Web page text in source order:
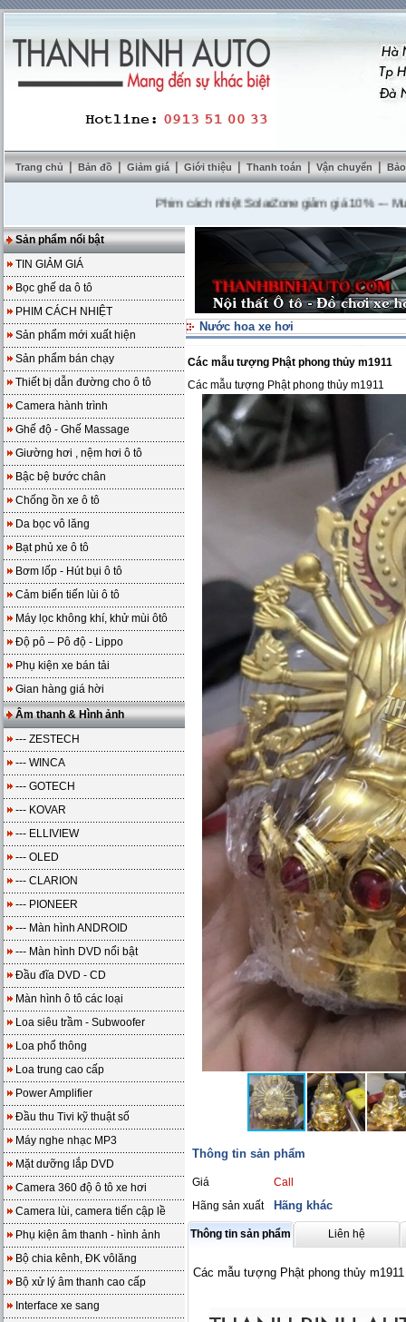
Trang chủ | Bản đồ | Giảm giá | Giới thiệu | Thanh toán | Vận chuyển |
Phim cách nhiệt SolarZone giảm giá 10%---Mua
Sản phẩm nổi bật
TIN GIẢM GIÁ
Bọc ghế da ô tô
PHIM CÁCH NHIỆT
Sản phẩm mới xuất hiện
Sản phẩm bán chạy
Thiết bị dẫn đường cho ô tô
Camera hành trình
Ghế độ - Ghế Massage
Giường hơi , nệm hơi ô tô
Bậc bệ bước chân
Chống ồn xe ô tô
Da bọc vô lăng
Bạt phủ xe ô tô
Bơm lốp - Hút bụi ô tô
Cảm biến tiến lùi ô tô
Máy lọc không khí, khử mùi ôtô
Độ pô – Pô độ - Lippo
Phụ kiện xe bán tải
Gian hàng giá hời
Âm thanh & Hình ảnh
--- ZESTECH
--- WINCA
--- GOTECH
--- KOVAR
--- ELLIVIEW
--- OLED
--- CLARION
--- PIONEER
--- Màn hình ANDROID
--- Màn hình DVD nổi bật
Đầu đĩa DVD - CD
Màn hình ô tô các loại
Loa siêu trầm - Subwoofer
Loa phổ thông
Loa trung cao cấp
Power Amplifier
Đầu thu Tivi kỹ thuật số
Máy nghe nhạc MP3
Mặt dưỡng lắp DVD
Camera 360 độ ô tô xe hơi
Camera lùi, camera tiến cập lề
Phụ kiện âm thanh - hình ảnh
Bộ chia kênh, ĐK vôlăng
Bộ xử lý âm thanh cao cấp
Interface xe sang
Nước hoa xe hơi
Các mẫu tượng Phật phong thủy m1911
Các mẫu tượng Phật phong thủy m1911
Thông tin sản phẩm
Giá
Call
Hãng sản xuất
Hãng khác
Thông tin sản phẩm Liên hệ
Các mẫu tượng Phật phong thủy m1911